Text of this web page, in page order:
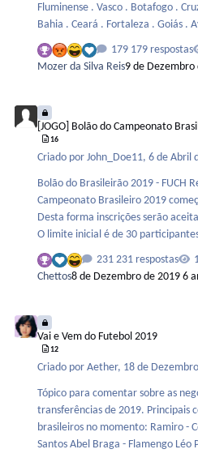
Fluminense . Vasco . Botafogo . Cruzeiro . Atlético-MG . Atlético-PR .
Bahia . Ceará . Fortaleza . Goiás . Avaí . Chapecoense . CSA -- Lista
de campeões : . 2018 - Palmeiras . 2017 - Corinthians . 2016 -
Palmeiras . 2015 - Corinthians . 2014 - Cruzeiro . 2013 - Cruzeiro .
2005 - Cori…
179 respostas
Mozer da Silva Reis9 de
[JOGO] Bolão do Campeonato
16
Criado porJohn_Doe11,6 de Abril
Bolão do Brasileirão 2019 - FUCH Regulamento do bolão 1-O
Campeonato Brasileiro 2019
Desta forma inscrições serão
O limite inicial é de 30
eu posso alterar a estrutura da
caso. 3-Os participantes ao se inscreverem deverão postar: O
segundo turno. ** Os 4 times rebaixados ao final do segundo turno.
** …
231 respostas
Chettos8 de Dezembro de 20196
Vai e Vem do Futebol 2019
12
Criado porAether, 18 de
Tópico para comentar sobre as
transferências de 2019. Principais contratações dos grandes times
brasileiros no momento: Ramiro - Corinthians Jorge Sampaoli -
Santos Abel Braga - Flamengo Léo Pelé - São Paulo Matheus